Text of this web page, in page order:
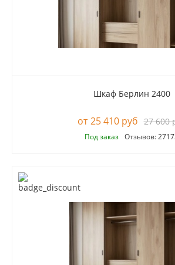
Шкаф Берлин 2400
25 410 руб 27 600
Под заказ Отзывов: